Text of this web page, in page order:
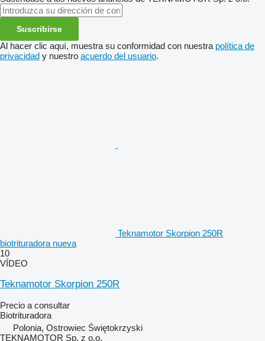
Suscribirse
Al hacer clic aquí, muestra su conformidad con nuestra política de
privacidad y nuestro acuerdo del usuario.
Teknamotor Skorpion 250R
biotrituradora nueva
10
VÍDEO
Teknamotor Skorpion 250R
Precio a consultar
Biotrituradora
Polonia, Ostrowiec Świętokrzyski
TEKNAMOTOR Sp. z o.o.